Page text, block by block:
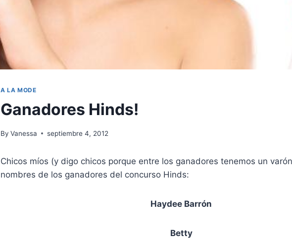
A LA MODE
Ganadores Hinds!
By Vanessa septiembre 4, 2012
Chicos míos (y digo chicos porque entre los ganadores tenemos un
nombres de los ganadores del concurso Hinds:
Haydee Barrón
Betty